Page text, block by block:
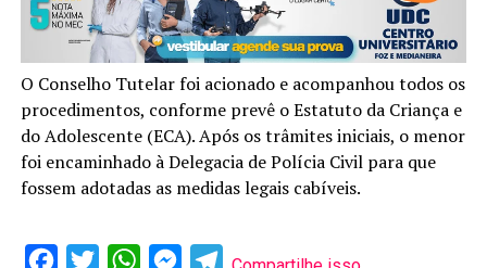
O Conselho Tutelar foi acionado e acompanhou todos os
procedimentos, conforme prevê o Estatuto da Criança e
do Adolescente (ECA). Após os trâmites iniciais, o menor
foi encaminhado à Delegacia de Polícia Civil para que
fossem adotadas as medidas legais cabíveis.
Facebook
Twitter WhatsAppMessenger
Telegram